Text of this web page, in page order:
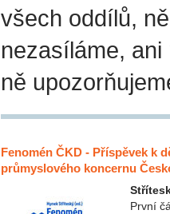
všech oddílů,
nezasíláme,
ně
Fenomén ČKD - Příspěvek k
průmyslového koncernu
První